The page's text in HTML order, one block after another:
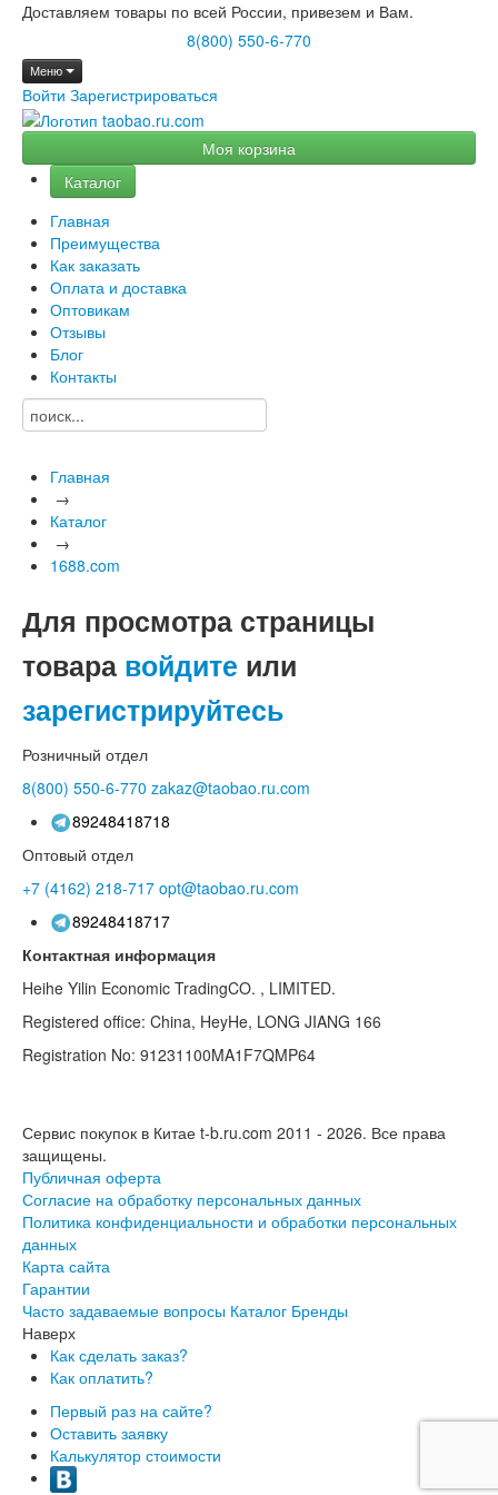
Доставляем товары по всей России, привезем и Вам.
8(800) 550-6-770
Меню
Войти Зарегистрироваться
Моя корзина
Каталог
Главная
Преимущества
Как заказать
Оплата и доставка
Оптовикам
Отзывы
Блог
Контакты
Главная
→
Каталог
→
1688.com
Для просмотра страницы
товара войдите или
зарегистрируйтесь
Розничный отдел
8(800) 550-6-770 zakaz@taobao.ru.com
89248418718
Оптовый отдел
+7 (4162) 218-717 opt@taobao.ru.com
89248418717
Контактная информация
Heihe Yilin Economic TradingCO. , LIMITED.
Registered office: China, HeyHe, LONG JIANG 166
Registration No: 91231100MA1F7QMP64
Сервис покупок в Китае t-b.ru.com 2011 - 2026. Все права
защищены.
Публичная оферта
Согласие на обработку персональных данных
Политика конфиденциальности и обработки персональных
данных
Карта сайта
Гарантии
Часто задаваемые вопросы Каталог Бренды
Наверх
Как сделать заказ?
Как оплатить?
Первый раз на сайте?
Оставить заявку
Калькулятор стоимости